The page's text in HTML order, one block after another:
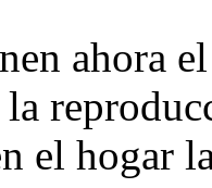
ahora
la
el hogar